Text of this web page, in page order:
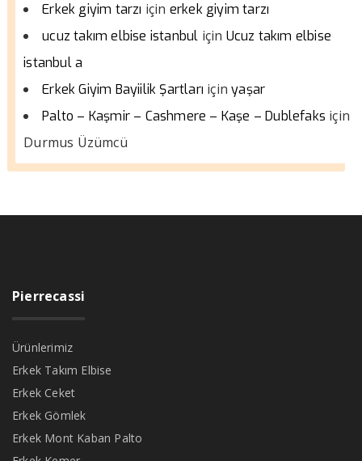
Erkek giyim tarzı için erkek giyim tarzı
ucuz takım elbise istanbul için Ucuz takım elbise
istanbul a
Erkek Giyim Bayiilik Şartları içinyaşar
Palto – Kaşmir – Cashmere – Kaşe – Dublefaks için
Durmus Üzümcü
Pierrecassi
Ürünlerimiz
Erkek Takım Elbise
Erkek Ceket
Erkek Gömlek
Erkek Mont Kaban Palto